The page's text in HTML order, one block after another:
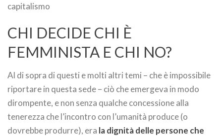
capitalismo
CHI DECIDE CHI È
FEMMINISTA E CHI NO?
Al di sopra di questi e molti altri temi – che è impossibile
riportare in questa sede – ciò che emergeva in modo
dirompente, e non senza qualche concessione alla
tenerezza che l’incontro con l’umanità produce (o
dovrebbe produrre), era la dignità delle persone che